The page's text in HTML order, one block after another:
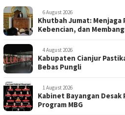
6 August 2026
Khutbah Jumat: Menjaga
Kebencian, dan
4 August 2026
Kabupaten Cianjur
Bebas Pungli
1 August 2026
Kabinet Bayangan
Program MBG